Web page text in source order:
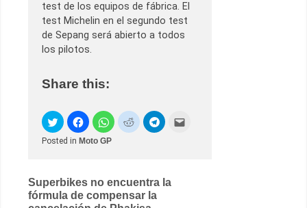
test de los equipos de fábrica. El
test Michelin en el segundo test
de Sepang será abierto a todos
los pilotos.
Share this:
Posted in Moto GP
Post
navigation
Superbikes no encuentra la
fórmula de compensar la